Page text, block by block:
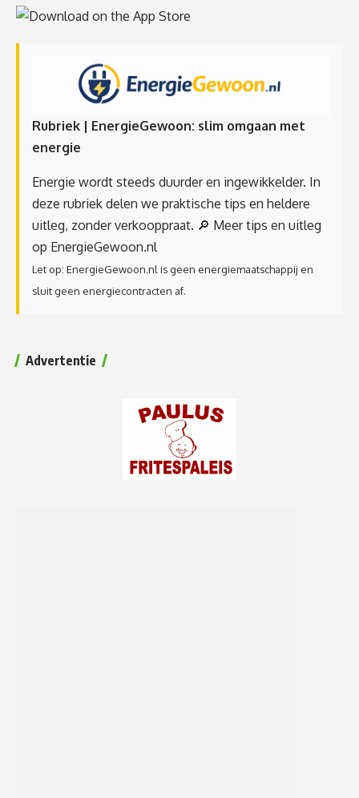
Rubriek | EnergieGewoon: slim omgaan met
energie
Energie wordt steeds duurder en ingewikkelder. In
deze rubriek delen we praktische tips en heldere
uitleg, zonder verkooppraat. 🔎 Meer tips en uitleg
op EnergieGewoon.nl
Let op: EnergieGewoon.nl is geen energiemaatschappij en
sluit geen energiecontracten af.
Advertentie